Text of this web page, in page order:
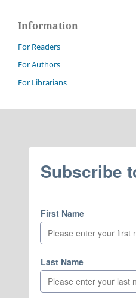
Information
For Readers
For Authors
For Librarians